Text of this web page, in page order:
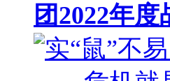
团2022年